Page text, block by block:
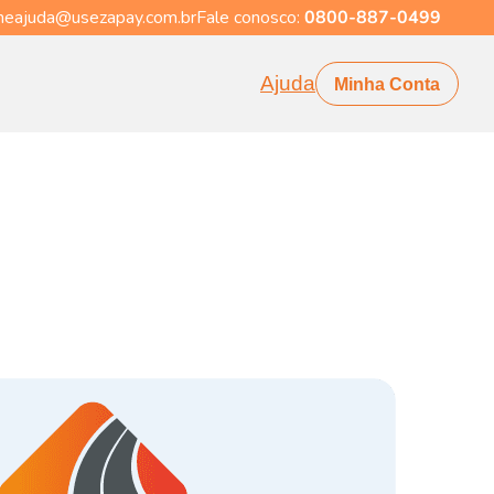
Fale conosco: 0800-887-0499
Ajuda Minha Conta